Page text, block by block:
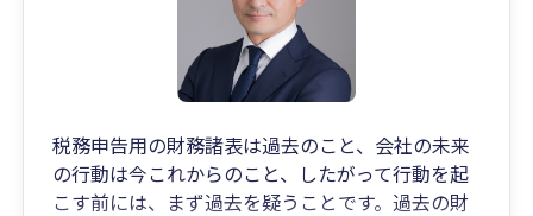
税務申告用の財務諸表は過去のこと、会社の未来
の行動は今これからのこと、したがって行動を起
こす前には、まず過去を疑うことです。過去の財